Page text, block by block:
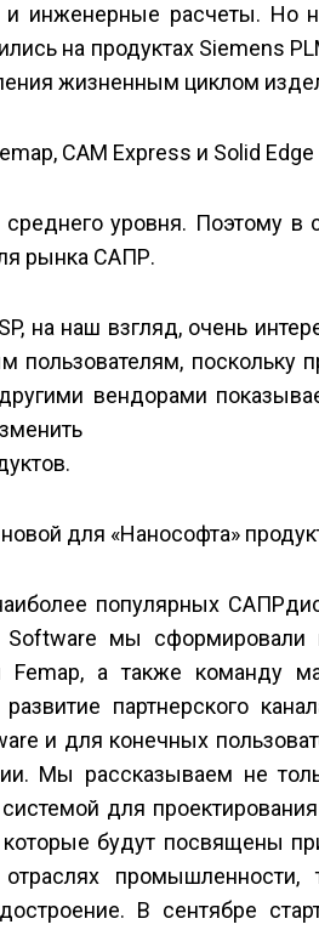
и инженерные расчеты. Но
на продуктах Siemens
жизненным циклом
CAM Express и Solid Edge
уровня. Поэтому
рынка САПР.
на наш взгляд, очень
поскольку
вендорами
для «Нанософта»
популярных
мы сформировали
а также команду
партнерского
и для конечных
Мы рассказываем не
для
будут посвящены
промышленности,
В сентябре